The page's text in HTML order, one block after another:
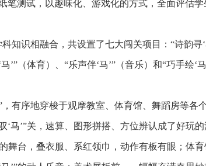
笔测试，以趣味化、游戏化的方式，全面评估
识相融合，共设置了七大闯关项目：“诗韵寻‘
’”（体育）、“乐声伴‘马’”（音乐）和“巧手绘
有序地穿梭于观摩教室、体育馆、舞蹈房等各
马’”关，速算、图形拼搭、方位辨认成了好玩
舞台，叠衣服、系红领巾，动作有板有眼；体育